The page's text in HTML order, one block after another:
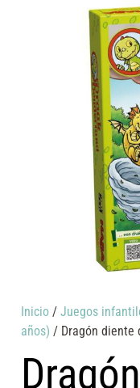
Inicio /Juegos
años) / Dragón diente